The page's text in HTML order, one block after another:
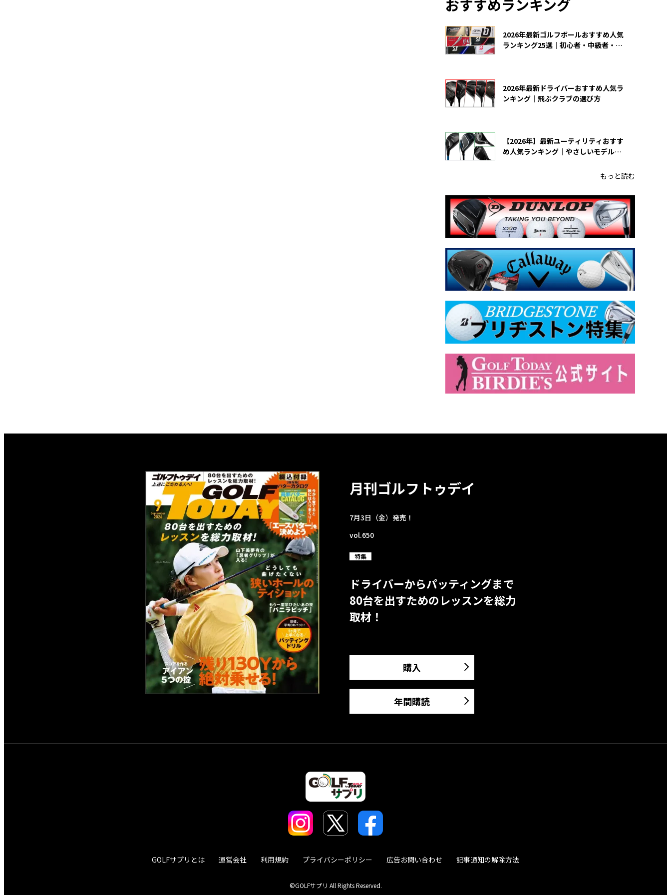
おすすめランキング
2026年最新ゴルフボールおすすめ人気
ランキング25選｜初心者・中級者・上
2026年最新ドライバーおすすめ人気ラ
ンキング｜飛ぶクラブの選び方
【2026年】最新ユーティリティおすす
め人気ランキング｜やさしいモデルの
もっと読む
月刊ゴルフトゥデイ
7月3日（金）発売！
vol.650
特集
ドライバーからパッティングまで
80台を出すためのレッスンを総力
取材！
購入
年間購読
GOLFサプリとは 運営会社 利用規約 プライバシーポリシー 広告お問い合わせ 記事通知の解除方法
©GOLFサプリ All Rights Reserved.